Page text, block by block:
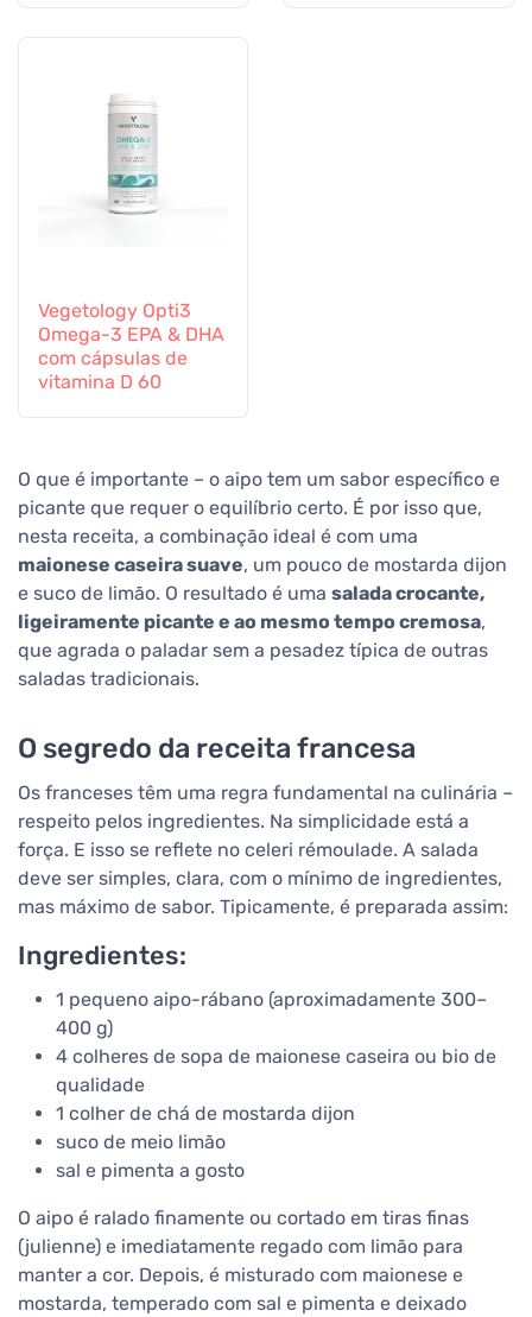
Vegetology Opti3
Omega-3 EPA & DHA
com cápsulas de
vitamina D 60
O que é importante – o aipo tem um sabor específico e
picante que requer o equilíbrio certo. É por isso que,
nesta receita, a combinação ideal é com uma
maionese caseira suave, um pouco de mostarda dijon
e suco de limão. O resultado é uma salada crocante,
ligeiramente picante e ao mesmo tempo cremosa,
que agrada o paladar sem a pesadez típica de outras
saladas tradicionais.
O segredo da receita francesa
Os franceses têm uma regra fundamental na culinária –
respeito pelos ingredientes. Na simplicidade está a
força. E isso se reflete no celeri rémoulade. A salada
deve ser simples, clara, com o mínimo de ingredientes,
mas máximo de sabor. Tipicamente, é preparada assim:
Ingredientes:
1 pequeno aipo-rábano (aproximadamente 300–
400 g)
4 colheres de sopa de maionese caseira ou bio de
qualidade
1 colher de chá de mostarda dijon
suco de meio limão
sal e pimenta a gosto
O aipo é ralado finamente ou cortado em tiras finas
(julienne) e imediatamente regado com limão para
manter a cor. Depois, é misturado com maionese e
mostarda, temperado com sal e pimenta e deixado